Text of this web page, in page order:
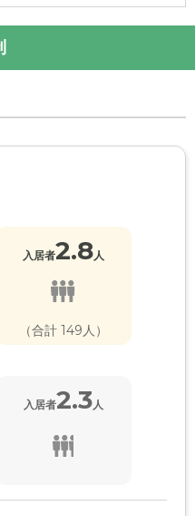
入居者2.8人
（合計 149人）
入居者2.3人